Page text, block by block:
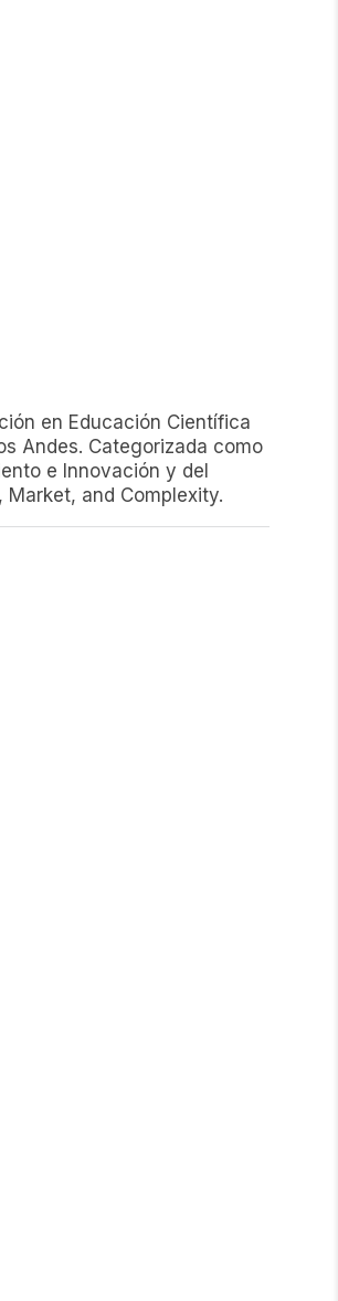
en Educación Científica
Andes. Categorizada como
e Innovación y del
and Complexity.